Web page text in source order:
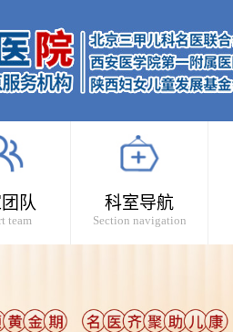
队
team
科室导航
Section navigation